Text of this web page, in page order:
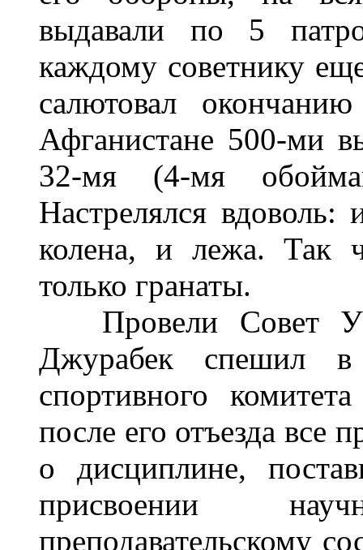
выдавали по 5
каждому советнику
салютовал
Афганистане 500-ми
32-мя (4-мя
Настрелялся
колена, и лежа. Так
только гранаты.
Провели Совет
Джурабек спешил
спортивного
после его отъезда все
о дисциплине,
присвоении
преподавательскому